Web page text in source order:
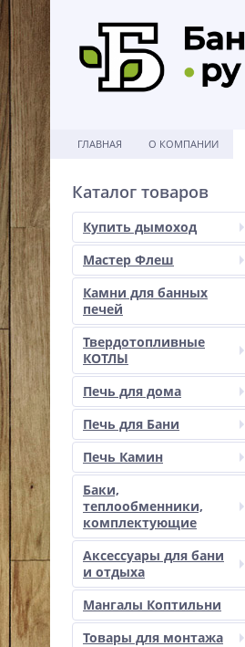
ГЛАВНАЯ О КОМПАНИИ
Каталог товаров
Купить дымоход
Мастер Флеш
Камни для банных
печей
Твердотопливные
КОТЛЫ
Печь для дома
Печь для Бани
Печь Камин
Баки,
теплообменники,
комплектующие
Аксессуары для бани
и отдыха
Мангалы Коптильни
Товары для монтажа